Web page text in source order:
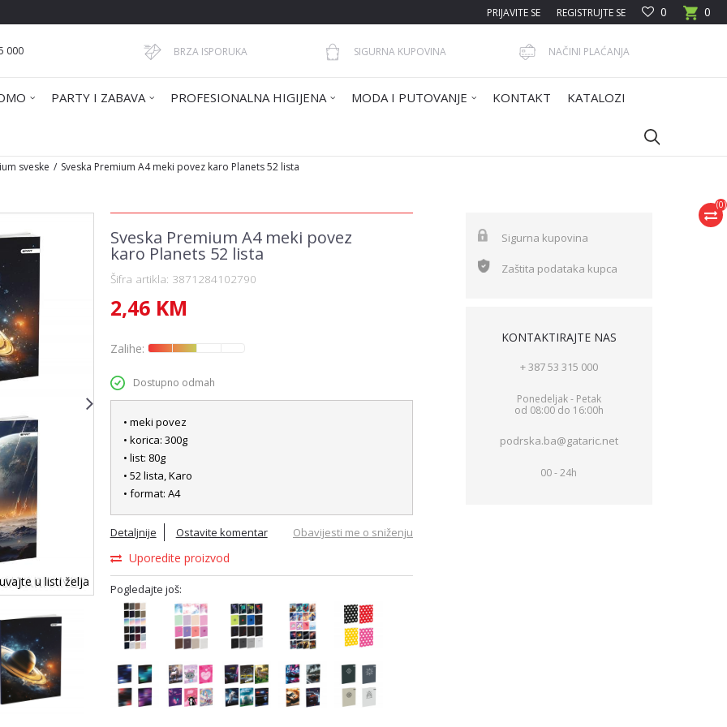
0
0
PRIJAVITE SE REGISTRUJTE SE
000 BRZA ISPORUKA SIGURNA KUPOVINA NAČINI PLAĆANJA
PARTY I ZABAVA PROFESIONALNA HIGIJENA MODA I PUTOVANJE KONTAKT KATALOZI
(0)
sveske Sveska Premium A4 meki povez karo Planets 52 lista
u listi želja
Sveska Premium A4 meki povez
karo Planets 52 lista
Šifra artikla: 3871284102790
2,46 KM
Zalihe:
Dostupno odmah
• meki povez
• korica: 300g
• list: 80g
• 52 lista, Karo
• format: A4
Detaljnije Ostavite komentar
Uporedite proizvod
Obavijesti me o sniženju
Pogledajte još:
Sigurna kupovina
Zaštita podataka kupca
KONTAKTIRAJTE NAS
+ 387 53 315 000
Ponedeljak - Petak
od 08:00 do 16:00h
podrska.ba@gataric.net
00 - 24h